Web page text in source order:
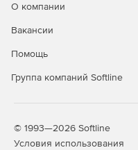
О компании
Вакансии
Помощь
Группа компаний Softline
© 1993—2026 Softline
Условия использования